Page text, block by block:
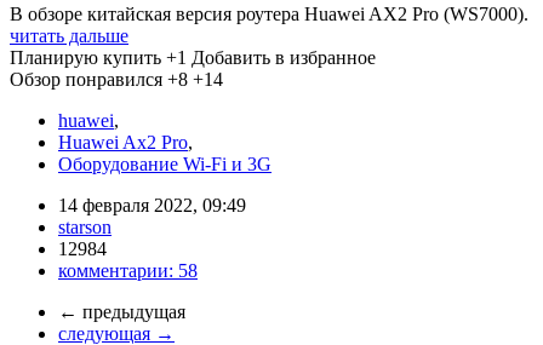
В обзоре китайская версия роутера Huawei AX2 Pro (WS7000).
читать дальше
Планирую купить +1 Добавить в избранное
Обзор понравился +8 +14
huawei,
Huawei Ax2 Pro,
Оборудование Wi-Fi и 3G
14 февраля 2022, 09:49
starson
12984
комментарии: 58
← предыдущая
следующая →